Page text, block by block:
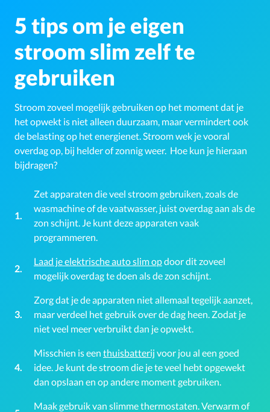
5 tips om je eigen
stroom slim zelf te
gebruiken
Stroom zoveel mogelijk gebruiken op het moment dat je
het opwekt is niet alleen duurzaam, maar vermindert ook
de belasting op het energienet. Stroom wek je vooral
overdag op, bij helder of zonnig weer. Hoe kun je hieraan
bijdragen?
Zet apparaten die veel stroom gebruiken, zoals de
wasmachine of de vaatwasser, juist overdag aan als de
zon schijnt. Je kunt deze apparaten vaak
programmeren.
Laad je elektrische auto slim opdoor dit zoveel
mogelijk overdag te doen als de zon schijnt.
Zorg dat je de apparaten niet allemaal tegelijk aanzet,
maar verdeel het gebruik over de dag heen. Zodat je
niet veel meer verbruikt dan je opwekt.
Misschien is een thuisbatterij voor jou al een goed
idee. Je kunt de stroom die je te veel hebt opgewekt
dan opslaan en op andere moment gebruiken.
Maak gebruik van slimme thermostaten. Verwarm of